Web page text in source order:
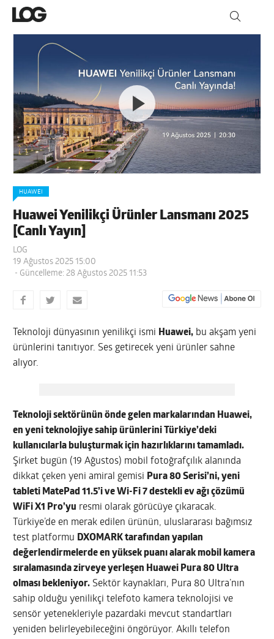
HUAWEI
Huawei Yenilikçi Ürünler Lansmanı 2025
[Canlı Yayın]
LOG
19 Ağustos 2025 15:00
- Güncelleme: 28 Ağustos 2025 11:53
Teknoloji dünyasının yenilikçi ismi Huawei, bu akşam yeni
ürünlerini tanıtıyor. Ses getirecek yeni ürünler sahne
alıyor.
Teknoloji sektörünün önde gelen markalarından Huawei,
en yeni teknolojiye sahip ürünlerini Türkiye’deki
kullanıcılarla buluşturmak için hazırlıklarını tamamladı.
Şirket bugün (19 Ağustos) mobil fotoğrafçılık alanında
dikkat çeken yeni amiral gemisi Pura 80 Serisi’ni, yeni
tableti MatePad 11.5’i ve Wi-Fi 7 destekli ev ağı çözümü
WiFi X1 Pro’yu resmi olarak görücüye çıkaracak.
Türkiye’de en merak edilen ürünün, uluslararası bağımsız
test platformu DXOMARK tarafından yapılan
değerlendirmelerde en yüksek puanı alarak mobil kamera
sıralamasında zirveye yerleşen Huawei Pura 80 Ultra
olması bekleniyor. Sektör kaynakları, Pura 80 Ultra’nın
sahip olduğu yenilikçi telefoto kamera teknolojisi ve
sensör yetenekleriyle pazardaki mevcut standartları
yeniden belirleyebileceğini öngörüyor. Akıllı telefon